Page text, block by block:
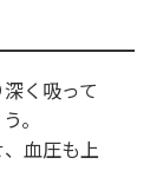
く吸って
。
血圧も上